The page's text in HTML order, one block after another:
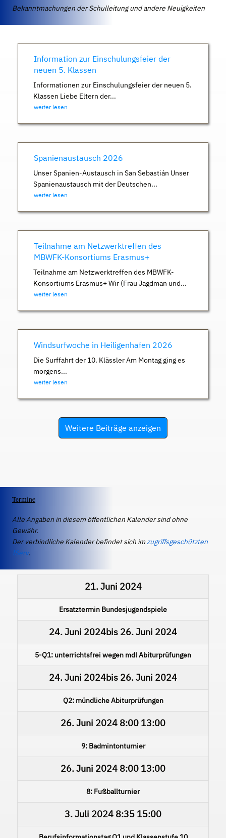
Bekanntmachungen der Schulleitung und andere Neuigkeiten
Information zur Einschulungsfeier der
neuen 5. Klassen
Informationen zur Einschulungsfeier der neuen 5.
Klassen Liebe Eltern der...
weiter lesen
Spanienaustausch 2026
Unser Spanien-Austausch in San Sebastián Unser
Spanienaustausch mit der Deutschen...
weiter lesen
Teilnahme am Netzwerktreffen des
MBWFK-Konsortiums Erasmus+
Teilnahme am Netzwerktreffen des MBWFK-
Konsortiums Erasmus+ Wir (Frau Jagdman und...
weiter lesen
Windsurfwoche in Heiligenhafen 2026
Die Surffahrt der 10. Klässler Am Montag ging es
morgens...
weiter lesen
Weitere Beiträge anzeigen
Termine
Alle Angaben in diesem öffentlichen Kalender sind ohne
Gewähr.
Der verbindliche Kalender befindet sich imzugriffsgeschützten
IServ.
21. Juni 2024
Ersatztermin Bundesjugendspiele
24. Juni 2024bis 26. Juni 2024
5-Q1: unterrichtsfrei wegen mdl Abiturprüfungen
24. Juni 2024bis 26. Juni 2024
Q2: mündliche Abiturprüfungen
26. Juni 2024 8:00 13:00
9: Badmintonturnier
26. Juni 2024 8:00 13:00
8: Fußballturnier
3. Juli 2024 8:35 15:00